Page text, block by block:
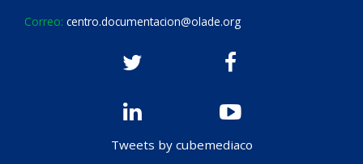
Correo: centro.documentacion@olade.org
Tweets by cubemediaco